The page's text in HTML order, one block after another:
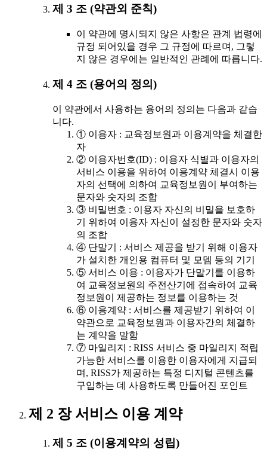
제 3 조 (약관외 준칙)
이 약관에 명시되지 않은 사항은 관계 법령에
규정 되어있을 경우 그 규정에 따르며, 그렇
지 않은 경우에는 일반적인 관례에 따릅니다.
제 4 조 (용어의 정의)
이 약관에서 사용하는 용어의 정의는 다음과 같습
니다.
① 이용자 : 교육정보원과 이용계약을 체결한
자
② 이용자번호(ID) : 이용자 식별과 이용자의
서비스 이용을 위하여 이용계약 체결시 이용
자의 선택에 의하여 교육정보원이 부여하는
문자와 숫자의 조합
③ 비밀번호 : 이용자 자신의 비밀을 보호하
기 위하여 이용자 자신이 설정한 문자와 숫자
의 조합
④ 단말기 : 서비스 제공을 받기 위해 이용자
가 설치한 개인용 컴퓨터 및 모뎀 등의 기기
⑤ 서비스 이용 : 이용자가 단말기를 이용하
여 교육정보원의 주전산기에 접속하여 교육
정보원이 제공하는 정보를 이용하는 것
⑥ 이용계약 : 서비스를 제공받기 위하여 이
약관으로 교육정보원과 이용자간의 체결하
는 계약을 말함
⑦ 마일리지 : RISS 서비스 중 마일리지 적립
가능한 서비스를 이용한 이용자에게 지급되
며, RISS가 제공하는 특정 디지털 콘텐츠를
구입하는 데 사용하도록 만들어진 포인트
제 2 장 서비스 이용 계약
제 5 조 (이용계약의 성립)